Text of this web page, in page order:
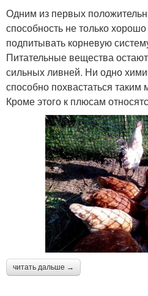
Одним из первых
способность не только
подпитывать корневую
Питательные вещества
сильных ливней. Ни одно
способно похвастаться
Кроме этого к плюсам
читать дальше →